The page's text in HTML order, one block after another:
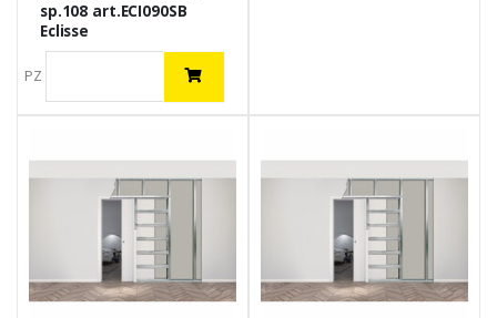
sp.108 art.ECI090SB
Eclisse
PZ